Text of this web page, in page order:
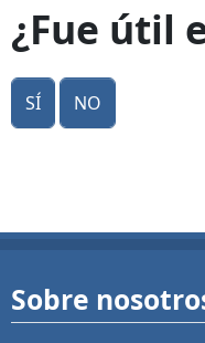
¿Fue útil
Sí No
Sobre